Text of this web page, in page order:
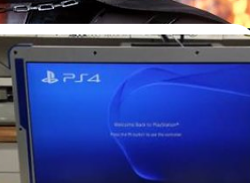
า ลายหุ่นกระป๋องจาก สตาร์
นใน)
พาเล่นได้ทุกทีลาย R2-D2